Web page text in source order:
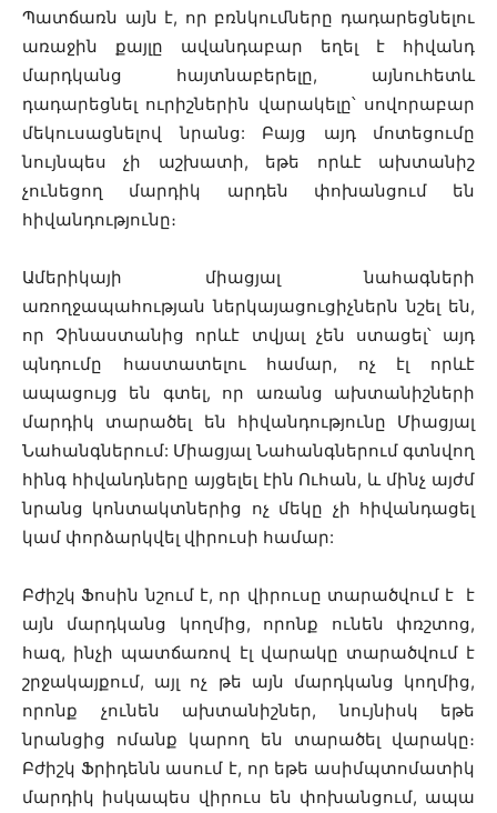
Պատճառն այն է, որ բռնկումները դադարեցնելու
առաջին քայլը ավանդաբար եղել է հիվանդ
մարդկանց հայտնաբերելը, այնուհետև
դադարեցնել ուրիշներին վարակելը՝ սովորաբար
մեկուսացնելով նրանց: Բայց այդ մոտեցումը
նույնպես չի աշխատի, եթե որևէ ախտանիշ
չունեցող մարդիկ արդեն փոխանցում են
հիվանդությունը։
Ամերիկայի միացյալ նահագների
առողջապահության ներկայացուցիչներն նշել են,
որ Չինաստանից որևէ տվյալ չեն ստացել՝ այդ
պնդումը հաստատելու համար, ոչ էլ որևէ
ապացույց են գտել, որ առանց ախտանիշների
մարդիկ տարածել են հիվանդությունը Միացյալ
Նահանգներում: Միացյալ Նահանգներում գտնվող
հինգ հիվանդները այցելել էին Ուհան, և մինչ այժմ
նրանց կոնտակտներից ոչ մեկը չի հիվանդացել
կամ փորձարկվել վիրուսի համար:
Բժիշկ Ֆոսին նշում է, որ վիրուսը տարածվում է է
այն մարդկանց կողմից, որոնք ունեն փռշտոց,
հազ, ինչի պատճառով էլ վարակը տարածվում է
շրջակայքում, այլ ոչ թե այն մարդկանց կողմից,
որոնք չունեն ախտանիշներ, նույնիսկ եթե
նրանցից ոմանք կարող են տարածել վարակը։
Բժիշկ Ֆրիդենն ասում է, որ եթե ասիմպտոմատիկ
մարդիկ իսկապես վիրուս են փոխանցում, ապա